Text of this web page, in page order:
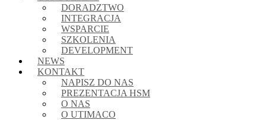
DORADZTWO
INTEGRACJA
WSPARCIE
SZKOLENIA
DEVELOPMENT
NEWS
KONTAKT
NAPISZ DO NAS
PREZENTACJA HSM
O NAS
O UTIMACO